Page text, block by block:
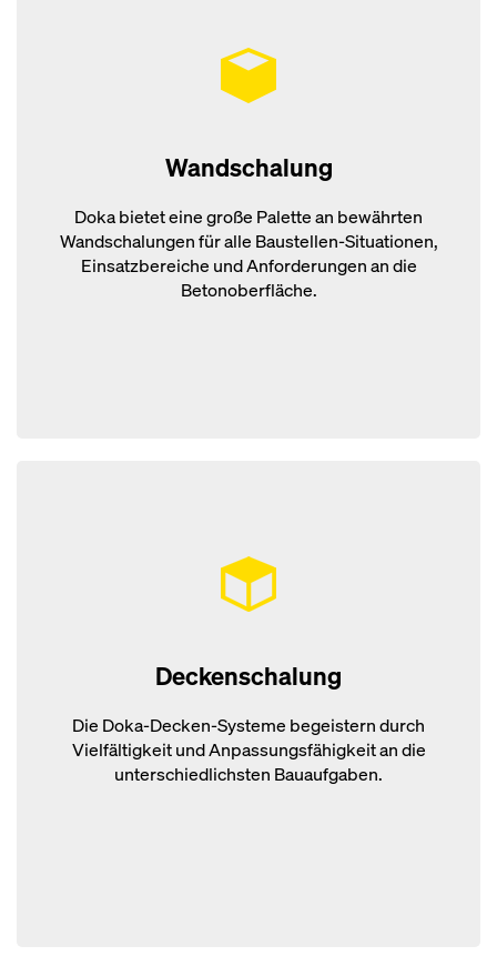
Wandschalung
Doka bietet eine große Palette an bewährten
Wandschalungen für alle Baustellen-Situationen,
Einsatzbereiche und Anforderungen an die
Betonoberfläche.
Deckenschalung
Die Doka-Decken-Systeme begeistern durch
Vielfältigkeit und Anpassungsfähigkeit an die
unterschiedlichsten Bauaufgaben.